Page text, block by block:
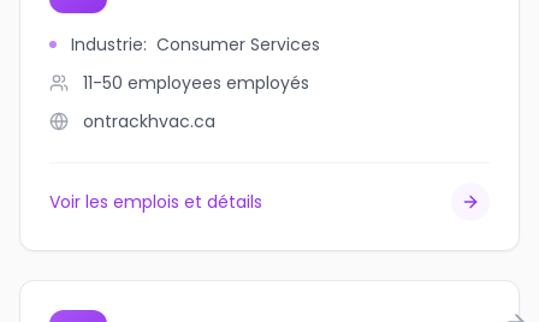
Industrie: Consumer Services
11-50 employees employés
ontrackhvac.ca
Voir les emplois et détails